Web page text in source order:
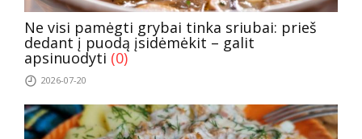
Ne visi pamėgti grybai tinka sriubai: prieš
dedant į puodą įsidėmėkit – galit
apsinuodyti (0)
2026-07-20